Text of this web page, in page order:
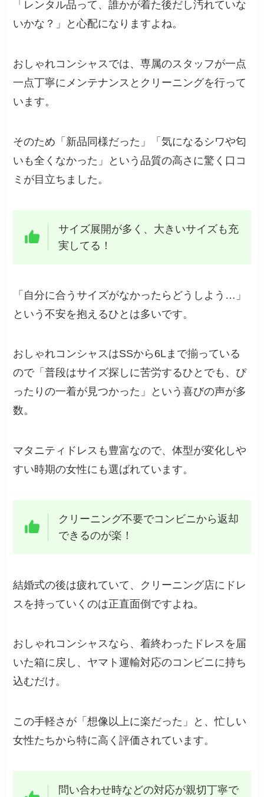
「レンタル品って、誰かが着た後だし汚れていな
いかな？」と心配になりますよね。
おしゃれコンシャスでは、専属のスタッフが一点
一点丁寧にメンテナンスとクリーニングを行って
います。
そのため「新品同様だった」「気になるシワや匂
いも全くなかった」という品質の高さに驚く口コ
ミが目立ちました。
サイズ展開が多く、大きいサイズも充
実してる！
「自分に合うサイズがなかったらどうしよう…」
という不安を抱えるひとは多いです。
おしゃれコンシャスはSSから6Lまで揃っている
ので「普段はサイズ探しに苦労するひとでも、ぴ
ったりの一着が見つかった」という喜びの声が多
数。
マタニティドレスも豊富なので、体型が変化しや
すい時期の女性にも選ばれています。
クリーニング不要でコンビニから返却
できるのが楽！
結婚式の後は疲れていて、クリーニング店にドレ
スを持っていくのは正直面倒ですよね。
おしゃれコンシャスなら、着終わったドレスを届
いた箱に戻し、ヤマト運輸対応のコンビニに持ち
込むだけ。
この手軽さが「想像以上に楽だった」と、忙しい
女性たちから特に高く評価されています。
問い合わせ時などの対応が親切丁寧で